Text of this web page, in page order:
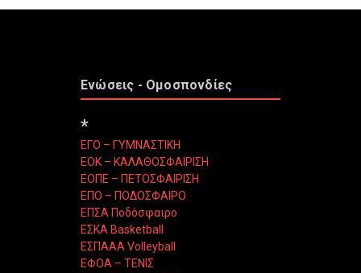
Ενώσεις - Ομοσπονδίες
*
ΕΓΟ – ΓΥΜΝΑΣΤΙΚΗ
ΕΟΚ – ΚΑΛΑΘΟΣΦΑΙΡΙΣΗ
ΕΟΠΕ – ΠΕΤΟΣΦΑΙΡΙΣΗ
ΕΠΟ – ΠΟΔΟΣΦΑΙΡΟ
ΕΠΣΑ Ποδόσφαιρο
ΕΣΚΑ Basketball
ΕΣΠΑΑΑ Volleyball
ΕΦΟΑ – ΤΕΝΙΣ